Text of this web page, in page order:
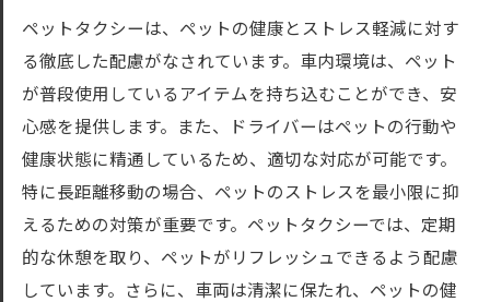
ペットタクシーは、ペットの健康とストレス軽減に対す
る徹底した配慮がなされています。車内環境は、ペット
が普段使用しているアイテムを持ち込むことができ、安
心感を提供します。また、ドライバーはペットの行動や
健康状態に精通しているため、適切な対応が可能です。
特に長距離移動の場合、ペットのストレスを最小限に抑
えるための対策が重要です。ペットタクシーでは、定期
的な休憩を取り、ペットがリフレッシュできるよう配慮
しています。さらに、車両は清潔に保たれ、ペットの健